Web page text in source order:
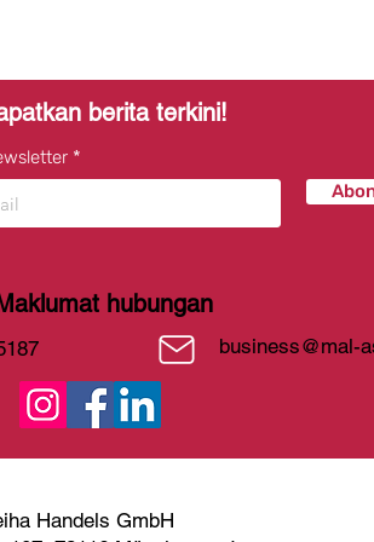
berita terkini!
hubungan
business@mal-
Handels GmbH